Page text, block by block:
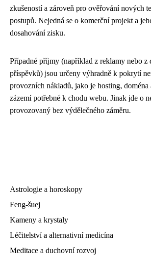
zkušeností a zároveň pro ověřování nových
postupů. Nejedná se o komerční projekt a
dosahování zisku.
Případné příjmy (například z reklamy nebo z
příspěvků) jsou určeny výhradně k pokrytí
provozních nákladů, jako je hosting, doména
zázemí potřebné k chodu webu. Jinak jde o
provozovaný bez výdělečného záměru.
Astrologie a horoskopy
Feng-šuej
Kameny a krystaly
Léčitelství a alternativní medicína
Meditace a duchovní rozvoj